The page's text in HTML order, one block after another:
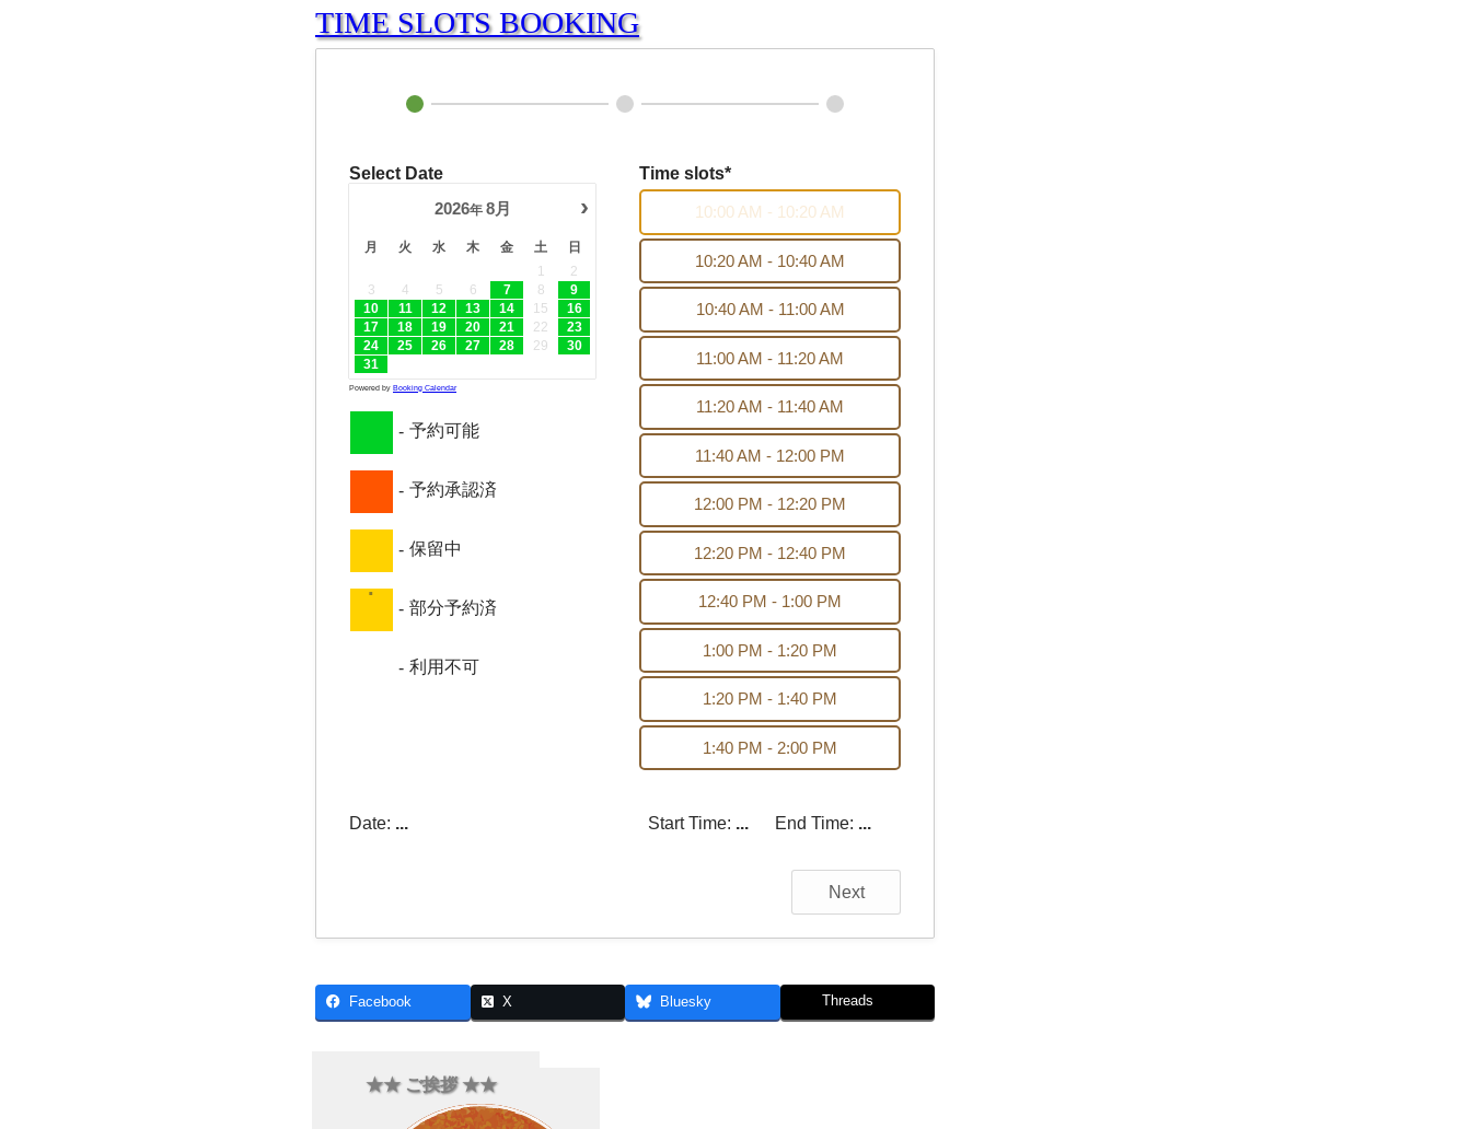
TIME SLOTS BOOKING
Select Date
›
2026年 8月
月 火 水 木 金 土
日
1
2
3
4 5 6 7 8
9
10
11 12 13 14 15
16
17
18 19 20 21 22
23
24
25 26 27 28 29
30
31
Powered by Booking Calendar
- 予約可能
- 予約承認済
- 保留中
·
- 部分予約済
- 利用不可
Time slots*
10:00 AM - 10:20 AM
10:20 AM - 10:40 AM
10:40 AM - 11:00 AM
11:00 AM - 11:20 AM
11:20 AM - 11:40 AM
11:40 AM - 12:00 PM
12:00 PM - 12:20 PM
12:20 PM - 12:40 PM
12:40 PM - 1:00 PM
1:00 PM - 1:20 PM
1:20 PM - 1:40 PM
1:40 PM - 2:00 PM
Date: ... Start Time: ... End Time: ...
Next
Facebook X Bluesky Threads
★★ ご挨拶 ★★